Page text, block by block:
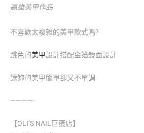
高雄美甲作品
不喜歡太複雜的美甲款式嗎?
跳色的美甲設計搭配金箔鏡面設計
讓妳的美甲簡單卻又不單調
————-
【OLI’S NAIL巨蛋店】